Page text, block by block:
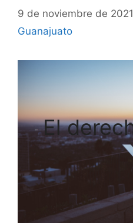
9 de noviembre de 2021
Guanajuato
El